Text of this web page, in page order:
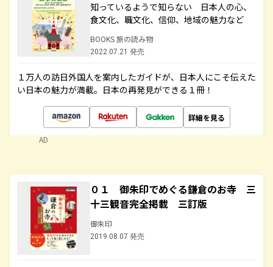
知っているようで知らない 日本人の心、
食文化、職文化、信仰、地域の魅力など
BOOKS 旅の読み物
2022.07.21 発売
１万人の訪日外国人を案内したガイドが、日本人にこそ伝えた
い日本の魅力が満載。日本の再発見ができる１冊！
詳細を見る
AD
０１ 御朱印でめぐる鎌倉のお寺 三
十三観音完全掲載 三訂版
御朱印
2019.08.07 発売